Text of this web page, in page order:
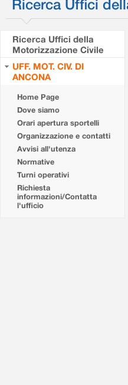
Ricerca Uffici
Ricerca Uffici della
Motorizzazione Civile
UFF. MOT. CIV. DI
ANCONA
Home Page
Dove siamo
Orari apertura sportelli
Organizzazione e contatti
Avvisi all'utenza
Normative
Turni operativi
Richiesta
informazioni/Contatta
l'ufficio